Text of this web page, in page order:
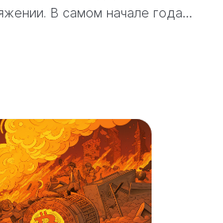
В самом начале года…